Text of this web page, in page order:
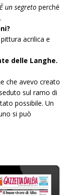
È un segreto perché
acrilica e
delle Langhe.
che avevo creato
sul ramo di
possibile. Un
si può